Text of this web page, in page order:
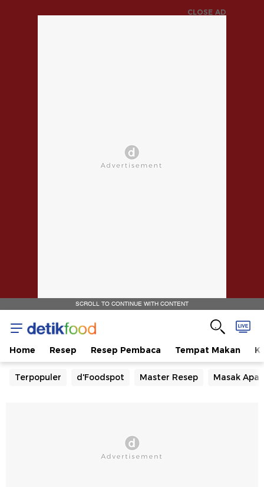
CLOSE AD
SCROLL TO CONTINUE WITH CONTENT
Home Resep Resep Pembaca Tempat Makan
Terpopuler d'Foodspot Master Resep Masak Apa